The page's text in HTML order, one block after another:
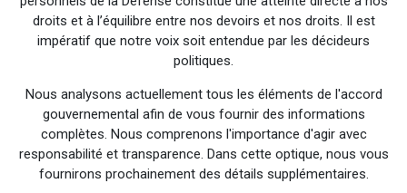
droits et à l’équilibre entre nos devoirs et nos droits. Il est
impératif que notre voix soit entendue par les décideurs
politiques.
Nous analysons actuellement tous les éléments de l'accord
gouvernemental afin de vous fournir des informations
complètes. Nous comprenons l'importance d'agir avec
responsabilité et transparence. Dans cette optique, nous vous
fournirons prochainement des détails supplémentaires.